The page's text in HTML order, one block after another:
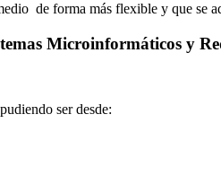
de forma más flexible y que se
Microinformáticos y
ser desde: